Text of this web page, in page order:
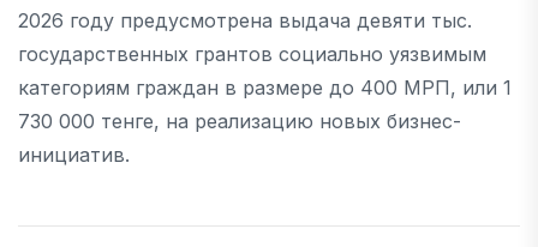
2026 году предусмотрена выдача девяти тыс.
государственных грантов социально уязвимым
категориям граждан в размере до 400 МРП, или 1
730 000 тенге, на реализацию новых бизнес-
инициатив.